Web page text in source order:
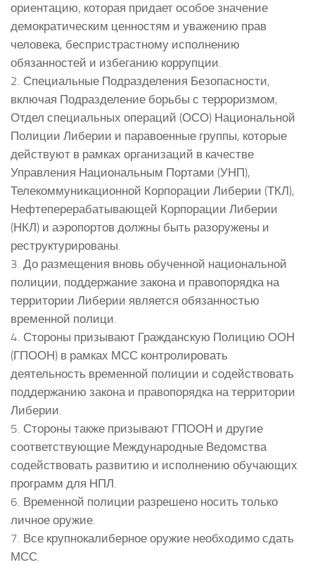
ориентацию, которая придает особое значение
демократическим ценностям и уважению прав
человека, беспристрастному исполнению
обязанностей и избеганию коррупции.
2. Специальные Подразделения Безопасности,
включая Подразделение борьбы с терроризмом,
Отдел специальных операций (ОСО) Национальной
Полиции Либерии и паравоенные группы, которые
действуют в рамках организаций в качестве
Управления Национальным Портами (УНП),
Телекоммуникационной Корпорации Либерии (ТКЛ),
Нефтеперерабатывающей Корпорации Либерии
(НКЛ) и аэропортов должны быть разоружены и
реструктурированы.
3. До размещения вновь обученной национальной
полиции, поддержание закона и правопорядка на
территории Либерии является обязанностью
временной полици.
4. Стороны призывают Гражданскую Полицию ООН
(ГПООН) в рамках МСС контролировать
деятельность временной полиции и содействовать
поддержанию закона и правопорядка на территории
Либерии.
5. Стороны также призывают ГПООН и другие
соответствующие Международные Ведомства
содействовать развитию и исполнению обучающих
программ для НПЛ.
6. Временной полиции разрешено носить только
личное оружие.
7. Все крупнокалиберное оружие необходимо сдать
МСС.